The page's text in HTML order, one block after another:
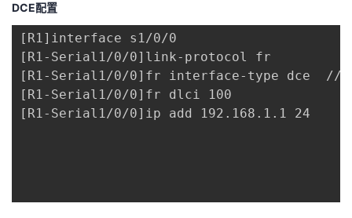
DCE配置
[R1]interface s1/0/0
[R1-Serial1/0/0]link-protocol fr
[R1-Serial1/0/0]fr interface-type dce  //接
[R1-Serial1/0/0]fr dlci 100
[R1-Serial1/0/0]ip add 192.168.1.1 24